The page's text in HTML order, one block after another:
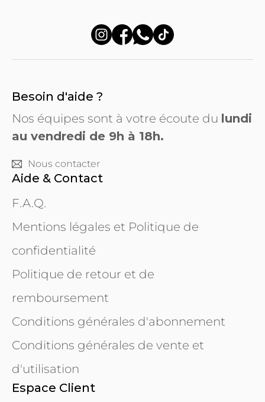
Besoin d'aide ?
Nos équipes sont à votre écoute du lundi
au vendredi de 9h à 18h.
Nous contacter
Aide & Contact
F.A.Q.
Mentions légales et Politique de
confidentialité
Politique de retour et de
remboursement
Conditions générales d'abonnement
Conditions générales de vente et
d'utilisation
Espace Client